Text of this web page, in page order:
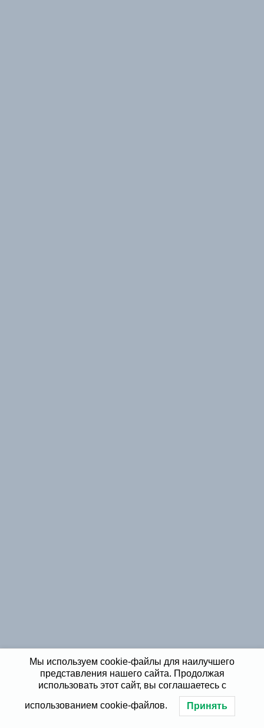
Мы используем cookie-файлы для наилучшего
представления нашего сайта. Продолжая
использовать этот сайт, вы соглашаетесь с
использованием cookie-файлов. Принять